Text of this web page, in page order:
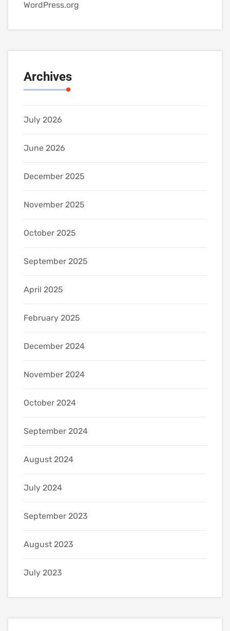
WordPress.org
Archives
July 2026
June 2026
December 2025
November 2025
October 2025
September 2025
April 2025
February 2025
December 2024
November 2024
October 2024
September 2024
August 2024
July 2024
September 2023
August 2023
July 2023